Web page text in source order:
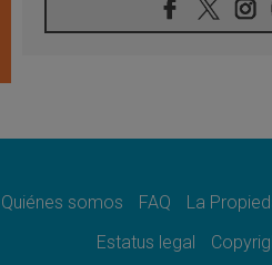
07.08.2026
Bokalic: "En
07.08.2026
07.08.2026
Universidades
Quiénes somos FAQ La
Estatus legal